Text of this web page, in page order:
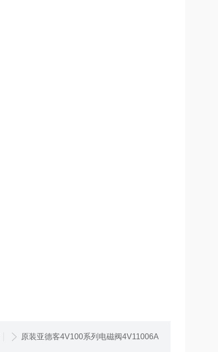
原装亚德客4V100系列电磁阀4V11006A